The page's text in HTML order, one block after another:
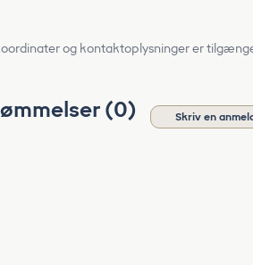
og kontaktoplysninger er
(0) Skriv en